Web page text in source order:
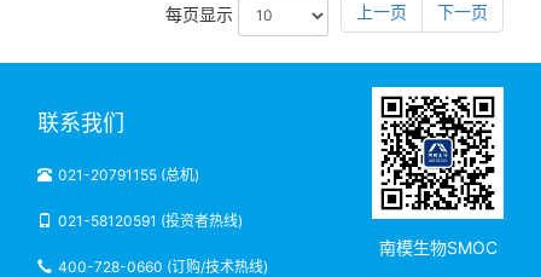
每页显示 上一页 下一页
联系我们
021-20791155 (总机)
021-58120591 (投资者热线)
400-728-0660 (订购/技术热线)
南模生物SMOC